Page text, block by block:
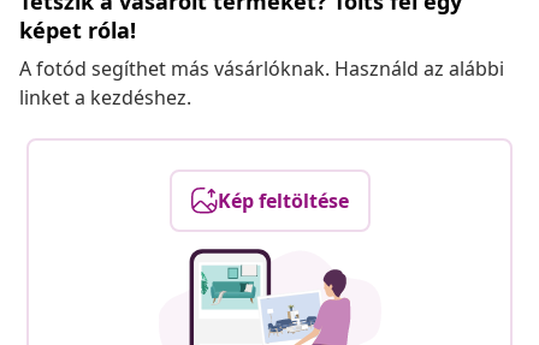
képet róla!
A fotód segíthet más vásárlóknak. Használd az alábbi
linket a kezdéshez.
Kép feltöltése